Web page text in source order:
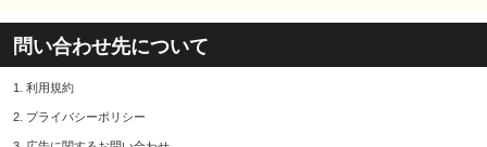
問い合わせ先について
1. 利用規約
2. プライバシーポリシー